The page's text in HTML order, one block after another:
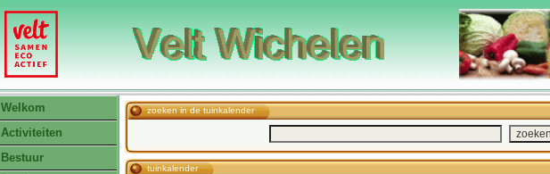
Welkom
Activiteiten
Bestuur
zoeken in de tuinkalender
tuinkalender